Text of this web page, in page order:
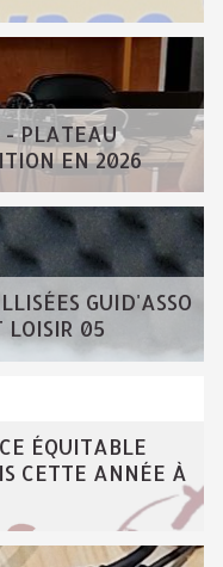
- PLATEAU
EN 2026
GUID'ASSO
LOISIR 05
ÉQUITABLE
CETTE ANNÉE À